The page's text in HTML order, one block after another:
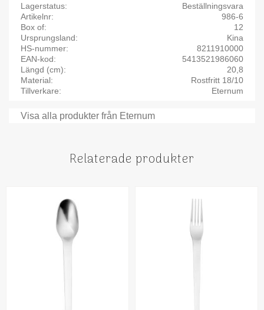
Lagerstatus
Beställningsvara
Artikelnr
986-6
Box of
12
Ursprungsland
Kina
HS-nummer
8211910000
EAN-kod
5413521986060
Längd (cm)
20,8
Material
Rostfritt 18/10
Tillverkare
Eternum
Visa alla produkter från Eternum
Relaterade produkter